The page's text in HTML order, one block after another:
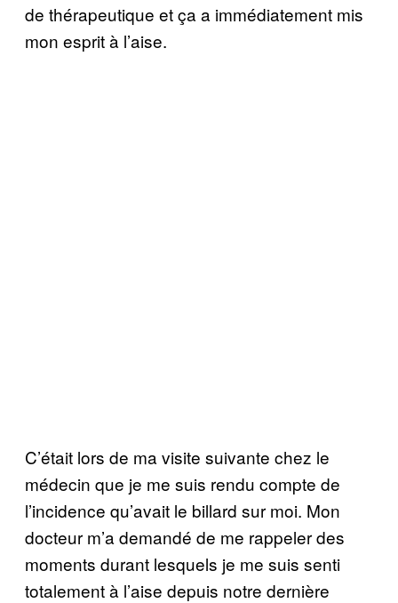
de thérapeutique et ça a immédiatement mis
mon esprit à l’aise.
C’était lors de ma visite suivante chez le
médecin que je me suis rendu compte de
l’incidence qu’avait le billard sur moi. Mon
docteur m’a demandé de me rappeler des
moments durant lesquels je me suis senti
totalement à l’aise depuis notre dernière